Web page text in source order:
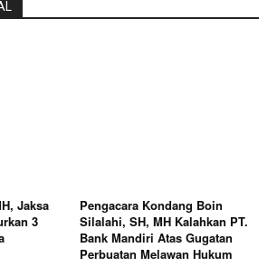
Jaksa
3
Pengacara Kondang Boin
Silalahi, SH, MH Kalahkan PT.
Bank Mandiri Atas Gugatan
Perbuatan Melawan Hukum